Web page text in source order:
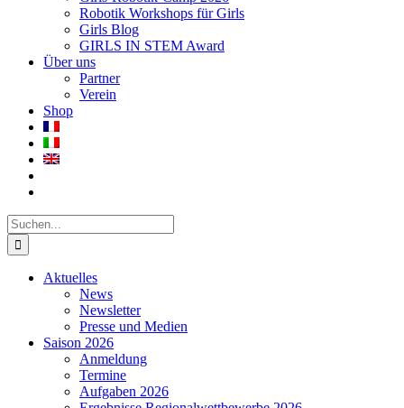
Robotik Workshops für Girls
Girls Blog
GIRLS IN STEM Award
Über uns
Partner
Verein
Shop
Suche
nach:
Aktuelles
News
Newsletter
Presse und Medien
Saison 2026
Anmeldung
Termine
Aufgaben 2026